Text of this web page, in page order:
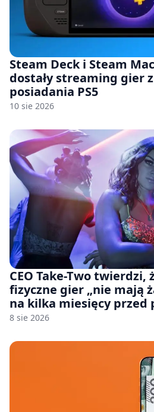
Steam Deck i Steam
dostały streaming gier
posiadania PS5
10 sie 2026
CEO Take-Two twierdzi,
fizyczne gier „nie mają
na kilka miesięcy przed
8 sie 2026